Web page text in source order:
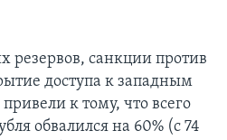
резервов, санкции против
доступа к западным
к тому, что всего
обвалился на 60% (с 74